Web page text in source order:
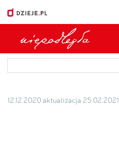
12.12.2020aktualizacja 25.02.2021